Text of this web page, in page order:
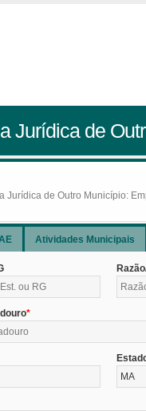
Jurídica de
Jurídica de Outro Município:
Atividades Municipais
MA